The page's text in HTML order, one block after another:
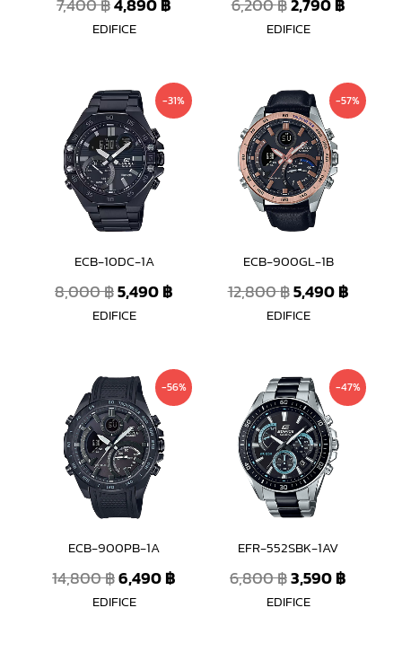
EDIFICE EDIFICE
-31%
ECB-10DC-1A
8,000฿
Original
price
was:
8,000 ฿.
5,490฿
Current
price
EDIFICE
-57%
ECB-900GL-1B
12,800฿
Original
price
was:
12,800 ฿.
5,490฿
price
EDIFICE
-56%
ECB-900PB-1A
14,800฿
Original
price
was:
14,800 ฿.
6,490฿
Current
price
EDIFICE
-47%
EFR-552SBK-1AV
6,800฿
Original
price
was:
6,800 ฿.
3,590฿
price
EDIFICE